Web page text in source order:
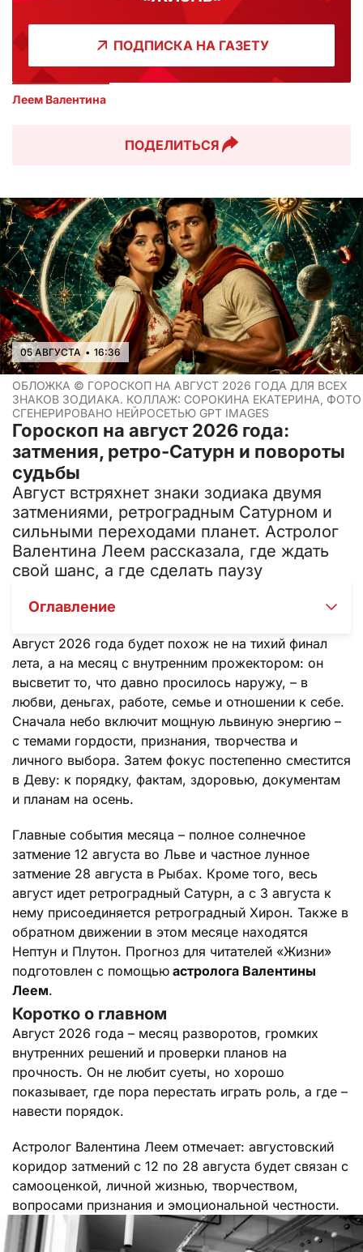
ПОДПИСКА НА ГАЗЕТУ
Леем Валентина
ПОДЕЛИТЬСЯ
05 АВГУСТА • 16:36
ОБЛОЖКА © ГОРОСКОП НА АВГУСТ 2026 ГОДА ДЛЯ ВСЕХ
ЗНАКОВ ЗОДИАКА. КОЛЛАЖ: СОРОКИНА ЕКАТЕРИНА, ФОТО
СГЕНЕРИРОВАНО НЕЙРОСЕТЬЮ GPT IMAGES
Гороскоп на август 2026 года:
затмения, ретро-Сатурн и повороты
судьбы
Август встряхнет знаки зодиака двумя
затмениями, ретроградным Сатурном и
сильными переходами планет. Астролог
Валентина Леем рассказала, где ждать
свой шанс, а где сделать паузу
Оглавление
Август 2026 года будет похож не на тихий финал
лета, а на месяц с внутренним прожектором: он
высветит то, что давно просилось наружу, – в
любви, деньгах, работе, семье и отношении к себе.
Сначала небо включит мощную львиную энергию –
с темами гордости, признания, творчества и
личного выбора. Затем фокус постепенно сместится
в Деву: к порядку, фактам, здоровью, документам
и планам на осень.
Главные события месяца – полное солнечное
затмение 12 августа во Льве и частное лунное
затмение 28 августа в Рыбах. Кроме того, весь
август идет ретроградный Сатурн, а с 3 августа к
нему присоединяется ретроградный Хирон. Также в
обратном движении в этом месяце находятся
Нептун и Плутон. Прогноз для читателей «Жизни»
подготовлен с помощью астролога Валентины
Леем.
Коротко о главном
Август 2026 года – месяц разворотов, громких
внутренних решений и проверки планов на
прочность. Он не любит суеты, но хорошо
показывает, где пора перестать играть роль, а где –
навести порядок.
Астролог Валентина Леем отмечает: августовский
коридор затмений с 12 по 28 августа будет связан с
самооценкой, личной жизнью, творчеством,
вопросами признания и эмоциональной честности.